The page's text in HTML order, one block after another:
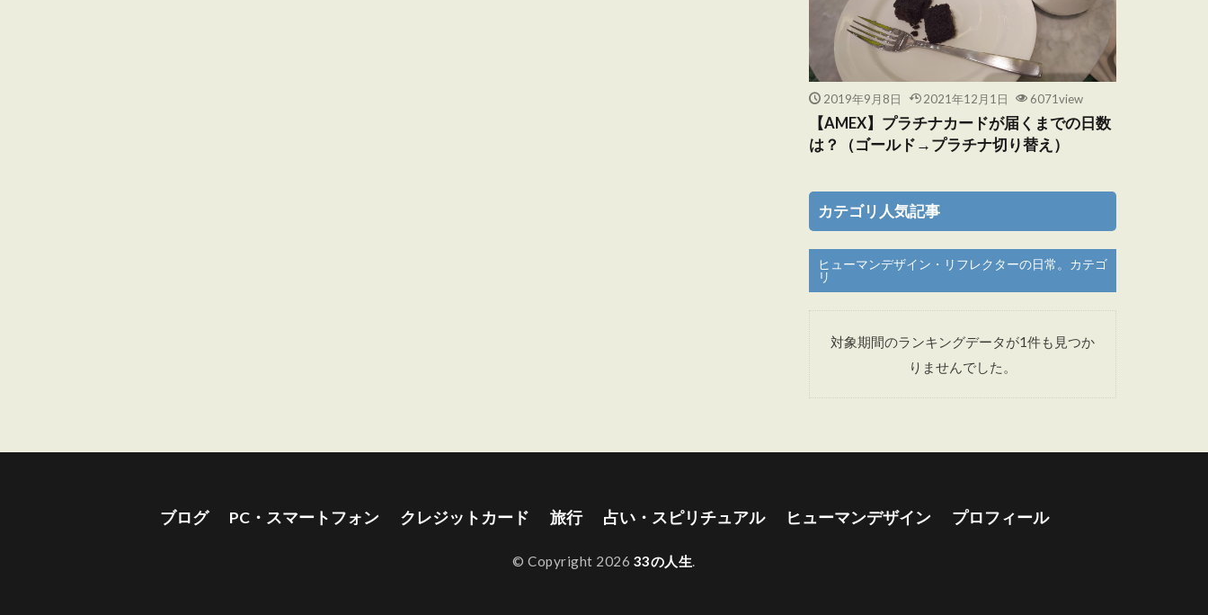
2019年9月8日 2021年12月1日 6071view
【AMEX】プラチナカードが届くまでの日数
は？（ゴールド→プラチナ切り替え）
カテゴリ人気記事
ヒューマンデザイン・リフレクターの日常。カテゴ
リ
対象期間のランキングデータが1件も見つか
りませんでした。
ブログ PC・スマートフォン クレジットカード 旅行 占い・スピリチュアル ヒューマンデザイン プロフィール
© Copyright 2026 33の人生.